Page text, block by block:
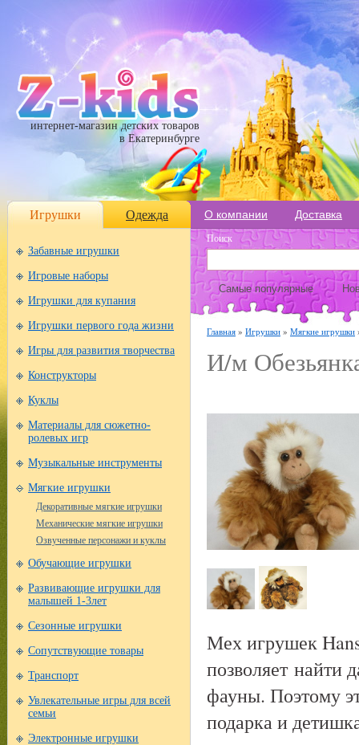
интернет-магазин детских товаров
в Екатеринбурге
Игрушки Одежда О компании Доставка
Забавные игрушки
Игровые наборы
Игрушки для купания
Игрушки первого года жизни
Игры для развития творчества
Конструкторы
Куклы
Материалы для сюжетно-
ролевых игр
Музыкальные инструменты
Мягкие игрушки
Декоративные мягкие игрушки
Механические мягкие игрушки
Озвученные персонажи и куклы
Обучающие игрушки
Развивающие игрушки для
малышей 1-3лет
Сезонные игрушки
Сопутствующие товары
Транспорт
Увлекательные игры для всей
семьи
Электронные игрушки
Поиск
Самые популярные
Главная » Игрушки » Мягкие игрушки
И/м
Мех игрушек
позволяет найти
фауны. Поэтому
подарка и